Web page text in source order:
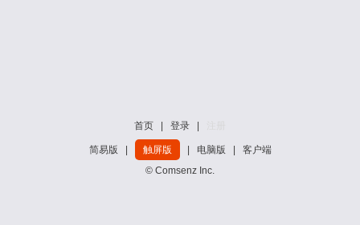
首页 登录
简易版 触屏版 电脑版
客户端
© Comsenz Inc.